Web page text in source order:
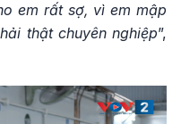
em rất sợ, vì em mập
thật chuyên nghiệp”,